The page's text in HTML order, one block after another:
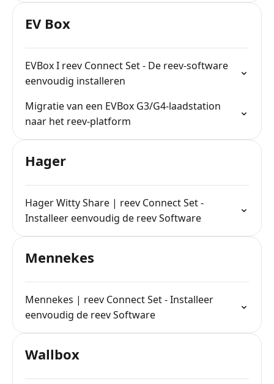
EV Box
EVBox I reev Connect Set - De reev-software
eenvoudig installeren
Migratie van een EVBox G3/G4-laadstation
naar het reev-platform
Hager
Hager Witty Share | reev Connect Set -
Installeer eenvoudig de reev Software
Mennekes
Mennekes | reev Connect Set - Installeer
eenvoudig de reev Software
Wallbox